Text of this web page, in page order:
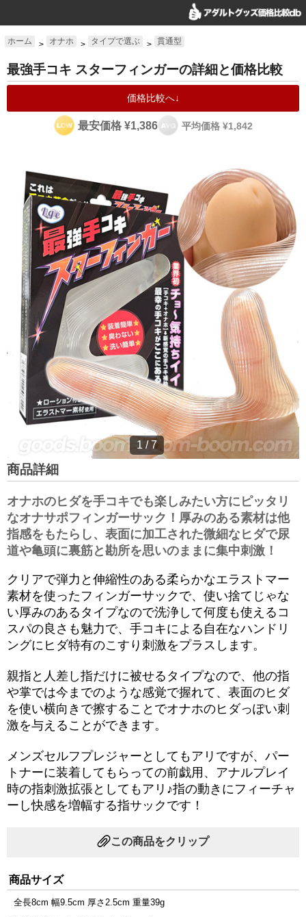
ホーム > オナホ > タイプで選ぶ > 貫通型
最強手コキ スターフィンガーの詳細と価格比較
価格比較へ↓
最安価格 ¥1,386 平均価格 ¥1,842
1 /7
商品詳細
オナホのヒダを手コキでも楽しみたい方にピッタリ
なオナサポフィンガーサック！厚みのある素材は他
指感をもたらし、表面に加工された微細なヒダで尿
道や亀頭に裏筋と勘所を思いのままに集中刺激！
クリアで弾力と伸縮性のある柔らかなエラストマー
素材を使ったフィンガーサックで、使い捨てじゃな
い厚みのあるタイプなので洗浄して何度も使えるコ
スパの良さも魅力で、手コキによる自在なハンドリ
ングにヒダ特有のこすり刺激をプラスします。
親指と人差し指だけに被せるタイプなので、他の指
や掌では今までのような感覚で握れて、表面のヒダ
を使い横向きで擦することでオナホのヒダっぽい刺
激を与えることができます。
メンズセルフプレジャーとしてもアリですが、パー
トナーに装着してもらっての前戯用、アナルプレイ
時の指刺激拡張としてもアリ♪指の動きにフィーチャ
ーし快感を増幅する指サックです！
この商品をクリップ
商品サイズ
全長8cm 幅9.5cm 厚さ2.5cm 重量39g